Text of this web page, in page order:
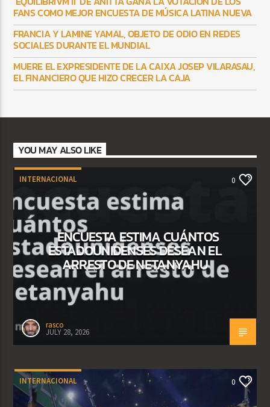
FANS COMO MEJOR ENCUESTA DE MÚSICA LATINA NUEVA
FRANCIA Y LAMINE YAMAL, OBJETO DE ODIO EN REDES
SOCIALES DURANTE EL MUNDIAL
MUERE EL EXPRESIDENTE DE LA CAIXA JOSEP VILARASAU,
EL FINANCIERO QUE HIZO CRECER LA CAJA
YOU MAY ALSO LIKE
INTERNACIONAL 0
ENCUESTA ESTIMA CUÁNTOS
ESTADOUNIDENSES DESEAN EL
ARRESTO DE NETANYAHU
rasco
JULY 28, 2026
INTERNACIONAL 0